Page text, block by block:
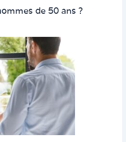
de 50 ans ?